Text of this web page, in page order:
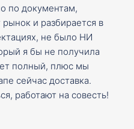
по документам,
и разбирается в
не было НИ
я бы не получила
полный, плюс мы
сейчас доставка.
работают на совесть!